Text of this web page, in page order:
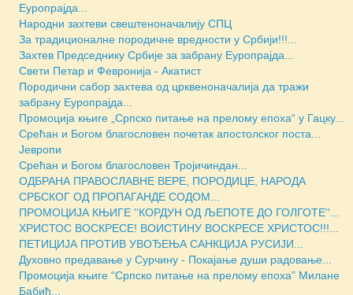
Еуропрајда...
Народни захтеви свештеноначалију СПЦ
За традиционалне породичне вредности у Србији!!!...
Захтев Председнику Србије за забрану Еуропрајда...
Свети Петар и Февронија - Акатист
Породични сабор захтева од црквеноначалија да тражи
забрану Еуропрајда...
Промоција књиге „Српско питање на прелому епоха“ у Гацку...
Срећан и Богом благословен почетак апостолског поста...
Јевропи
Срећан и Богом благословен Тројичиндан...
ОДБРАНА ПРАВОСЛАВНЕ ВЕРЕ, ПОРОДИЦЕ, НАРОДА
СРБСКОГ ОД ПРОПАГАНДЕ СОДОМ...
ПРОМОЦИЈА КЊИГЕ ''КОРДУН ОД ЉЕПОТЕ ДО ГОЛГОТЕ''...
ХРИСТОС ВОСКРЕСЕ! ВОИСТИНУ ВОСКРЕСЕ ХРИСТОС!!!...
ПЕТИЦИЈА ПРОТИВ УВОЂЕЊА САНКЦИЈА РУСИЈИ...
Духовно предавање у Сурчину - Покајање души радовање...
Промоција књиге “Српско питање на прелому епоха” Милане
Бабић...